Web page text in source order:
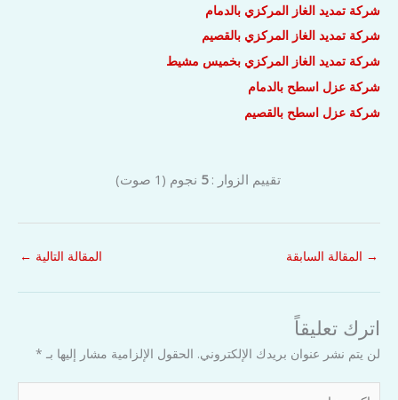
شركة تمديد الغاز المركزي بالدمام
شركة تمديد الغاز المركزي بالقصيم
شركة تمديد الغاز المركزي بخميس مشيط
شركة عزل اسطح بالدمام
شركة عزل اسطح بالقصيم
تقييم الزوار : 5 نجوم (
1 صوت)
→ المقالة السابقة المقالة التالية ←
اترك تعليقاً
لن يتم نشر عنوان بريدك الإلكتروني. الحقول الإلزامية مشار إليها بـ *